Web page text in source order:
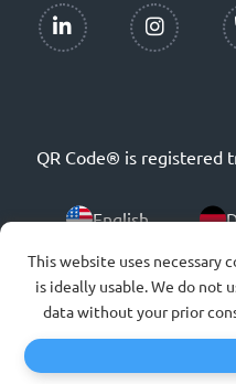
QR Code® is registered
English
Português
This website uses necessary
is ideally usable. We do not
data without your prior